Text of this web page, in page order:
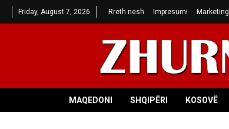
Friday, August 7, 2026 Rreth nesh Impresumi Marketing
MAQEDONI SHQIPËRI KOSOVË